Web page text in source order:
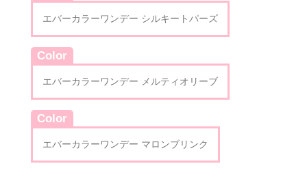
エバーカラーワンデー シルキートパーズ
Color
エバーカラーワンデー メルティオリーブ
Color
エバーカラーワンデー マロンブリンク